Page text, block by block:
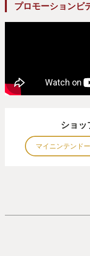
プロモーションビ
ショッ
マイニンテンド